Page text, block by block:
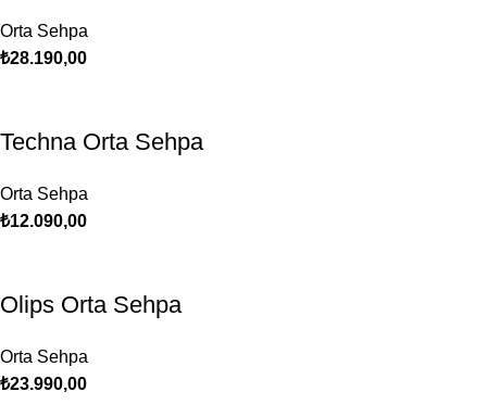
Orta Sehpa
₺28.190,00
Techna Orta Sehpa
Orta Sehpa
₺12.090,00
Olips Orta Sehpa
Orta Sehpa
₺23.990,00